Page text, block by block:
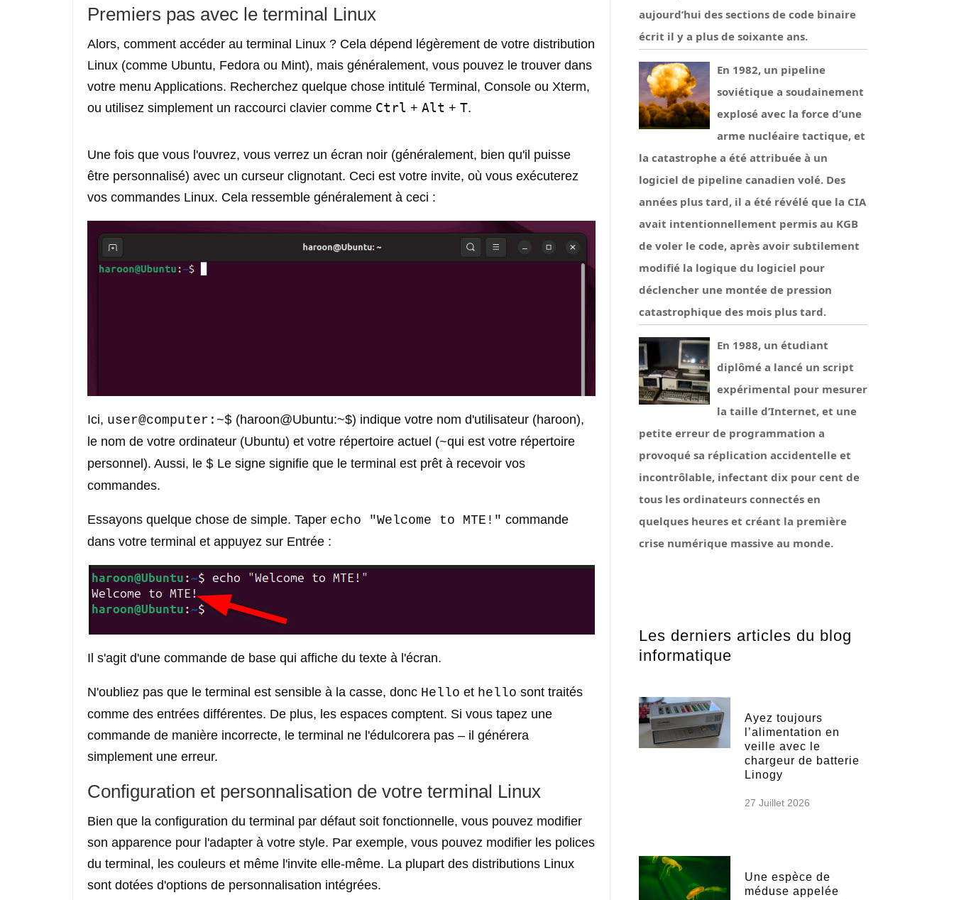
Premiers pas avec le terminal Linux
Alors, comment accéder au terminal Linux ? Cela dépend légèrement de votre distribution
Linux (comme Ubuntu, Fedora ou Mint), mais généralement, vous pouvez le trouver dans
votre menu Applications. Recherchez quelque chose intitulé Terminal, Console ou Xterm,
ou utilisez simplement un raccourci clavier comme Ctrl + Alt + T.
Une fois que vous l'ouvrez, vous verrez un écran noir (généralement, bien qu'il puisse
être personnalisé) avec un curseur clignotant. Ceci est votre invite, où vous exécuterez
vos commandes Linux. Cela ressemble généralement à ceci :
Ici, user@computer:~$ (haroon@Ubuntu:~$) indique votre nom d'utilisateur (haroon),
le nom de votre ordinateur (Ubuntu) et votre répertoire actuel (~qui est votre répertoire
personnel). Aussi, le $ Le signe signifie que le terminal est prêt à recevoir vos
commandes.
Essayons quelque chose de simple. Taper echo "Welcome to MTE!" commande
dans votre terminal et appuyez sur Entrée :
Il s'agit d'une commande de base qui affiche du texte à l'écran.
N'oubliez pas que le terminal est sensible à la casse, donc Hello et hello sont traités
comme des entrées différentes. De plus, les espaces comptent. Si vous tapez une
commande de manière incorrecte, le terminal ne l'édulcorera pas – il générera
simplement une erreur.
Configuration et personnalisation de votre terminal Linux
Bien que la configuration du terminal par défaut soit fonctionnelle, vous pouvez modifier
son apparence pour l'adapter à votre style. Par exemple, vous pouvez modifier les polices
du terminal, les couleurs et même l'invite elle-même. La plupart des distributions Linux
sont dotées d'options de personnalisation intégrées.
aujourd’hui des sections de code binaire
écrit il y a plus de soixante ans.
En 1982, un pipeline
soviétique a soudainement
explosé avec la force d’une
arme nucléaire tactique, et
la catastrophe a été attribuée à un
logiciel de pipeline canadien volé. Des
années plus tard, il a été révélé que la CIA
avait intentionnellement permis au KGB
de voler le code, après avoir subtilement
modifié la logique du logiciel pour
déclencher une montée de pression
catastrophique des mois plus tard.
En 1988, un étudiant
diplômé a lancé un script
expérimental pour mesurer
la taille d’Internet, et une
petite erreur de programmation a
provoqué sa réplication accidentelle et
incontrôlable, infectant dix pour cent de
tous les ordinateurs connectés en
quelques heures et créant la première
crise numérique massive au monde.
Les derniers articles du blog
informatique
Ayez toujours
l’alimentation en
veille avec le
chargeur de batterie
Linogy
27 Juillet 2026
Une espèce de
méduse appelée